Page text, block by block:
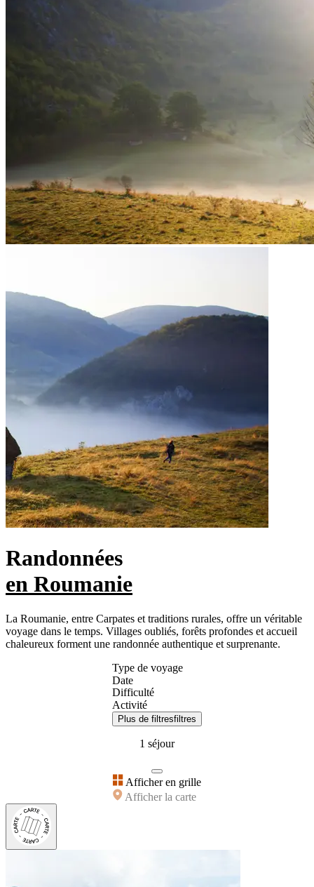
Randonnées
en Roumanie
La Roumanie, entre Carpates et traditions rurales, offre un véritable
voyage dans le temps. Villages oubliés, forêts profondes et accueil
chaleureux forment une randonnée authentique et surprenante.
Type de voyage
Date
Difficulté
Activité
Plus de filtresfiltres
1 séjour
Afficher en grille
Afficher la carte